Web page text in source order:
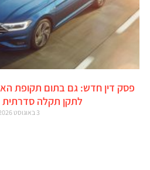
פסק דין חדש: גם בתום תקופת
לתקן תקלה סדרתית
3 באוגוסט 2026